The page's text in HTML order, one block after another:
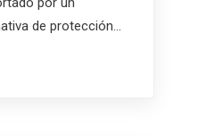
de protección…